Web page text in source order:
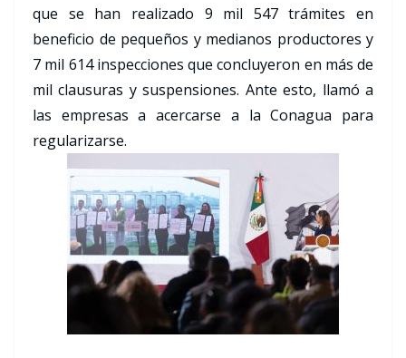
que se han realizado 9 mil 547 trámites en
beneficio de pequeños y medianos productores y
7 mil 614 inspecciones que concluyeron en más de
mil clausuras y suspensiones. Ante esto, llamó a
las empresas a acercarse a la Conagua para
regularizarse.